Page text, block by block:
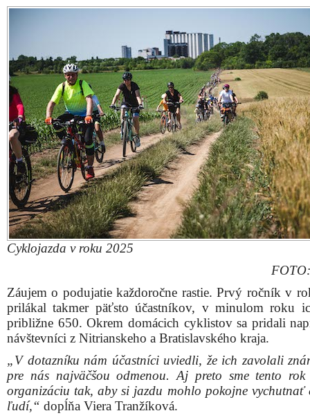
Cyklojazda v roku 2025
Záujem o podujatie každoročne rastie. Prvý ročník v
prilákal takmer päťsto účastníkov, v minulom roku
približne 650. Okrem domácich cyklistov sa pridali
návštevníci z Nitrianskeho a Bratislavského kraja.
„V dotazníku nám účastníci uviedli, že ich zavolali
pre nás najväčšou odmenou. Aj preto sme tento
organizáciu tak, aby si jazdu mohlo pokojne vychutnať
ľudí,“ dopĺňa Viera Tranžíková.